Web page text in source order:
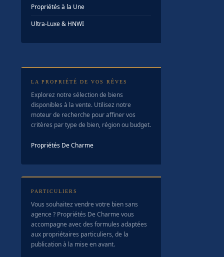
Propriétés à la Une
Ultra-Luxe & HNWI
LA PROPRIÉTÉ DE VOS RÊVES
Explorez notre sélection de biens
disponibles à la vente. Utilisez notre
moteur de recherche pour affiner vos
critères par type de bien, région ou budget.
Propriétés De Charme
PARTICULIERS
Vous souhaitez vendre votre bien sans
agence ? Propriétés De Charme vous
accompagne avec des formules adaptées
aux propriétaires particuliers, de la
publication à la mise en avant.